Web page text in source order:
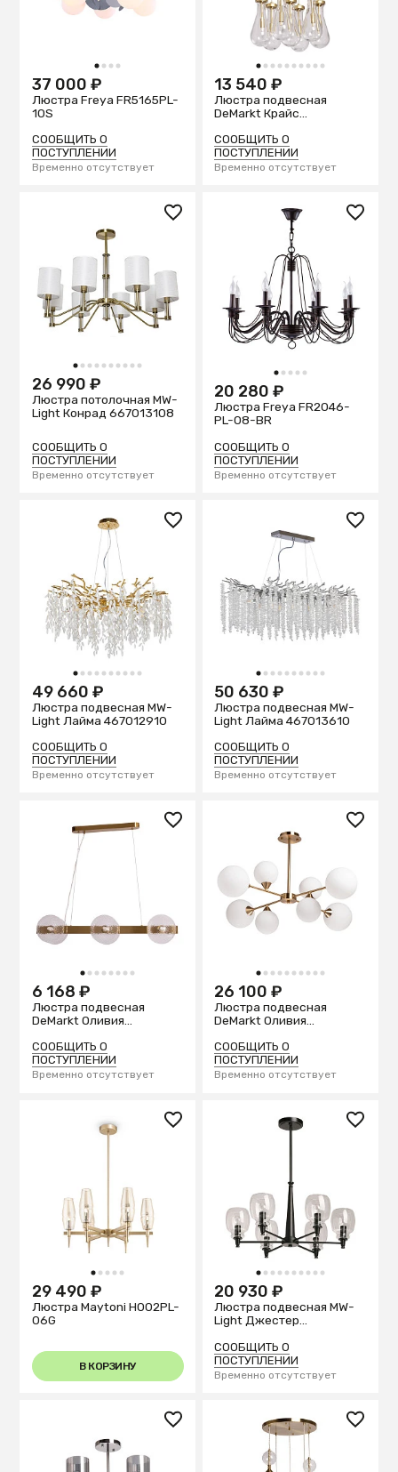
1 2 3 4
37 000 ₽
Люстра Freya FR5165PL-
10S
СООБЩИТЬ О
ПОСТУПЛЕНИИ
Временно отсутствует
1 2 3 4 5 6 7 8 9 10
13 540 ₽
Люстра подвесная
DeMarkt Крайс
СООБЩИТЬ О
ПОСТУПЛЕНИИ
Временно отсутствует
1 2 3 4 5 6 7 8 9 10
26 990 ₽
Люстра потолочная MW-
Light Конрад 667013108
СООБЩИТЬ О
ПОСТУПЛЕНИИ
Временно отсутствует
1 2 3 4 5
20 280 ₽
Люстра Freya FR2046-
PL-08-BR
СООБЩИТЬ О
ПОСТУПЛЕНИИ
Временно отсутствует
1 2 3 4 5 6 7 8 9 10
49 660 ₽
Люстра подвесная MW-
Light Лайма 467012910
СООБЩИТЬ О
ПОСТУПЛЕНИИ
Временно отсутствует
1 2 3 4 5 6 7 8 9 10
50 630 ₽
Люстра подвесная MW-
Light Лайма 467013610
СООБЩИТЬ О
ПОСТУПЛЕНИИ
Временно отсутствует
1 2 3 4 5 6 7 8
6 168 ₽
Люстра подвесная
DeMarkt Оливия
СООБЩИТЬ О
ПОСТУПЛЕНИИ
Временно отсутствует
1 2 3 4 5 6 7 8 9 10
26 100 ₽
Люстра подвесная
DeMarkt Оливия
СООБЩИТЬ О
ПОСТУПЛЕНИИ
Временно отсутствует
1 2 3 4 5
29 490 ₽
Люстра Maytoni H002PL-
06G
В КОРЗИНУ
1 2 3 4 5 6 7 8 9 10
20 930 ₽
Люстра подвесная MW-
Light Джестер
СООБЩИТЬ О
ПОСТУПЛЕНИИ
Временно отсутствует